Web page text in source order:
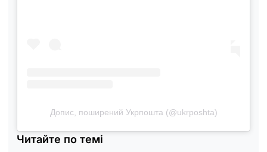
Допис, поширений Укрпошта (@ukrposhta)
Читайте по темі